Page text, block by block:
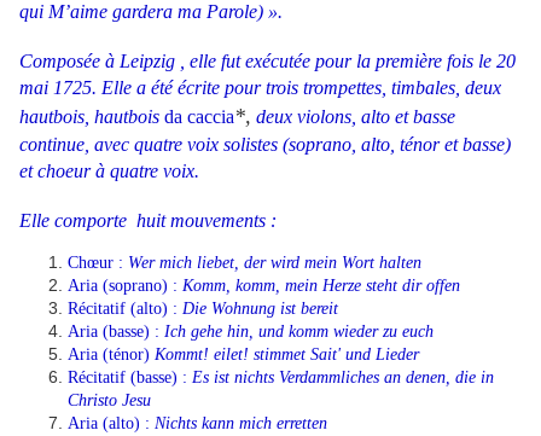
qui M’aime gardera ma Parole) ».
Composée à Leipzig , elle fut exécutée pour la première fois le 20
mai 1725. Elle a été écrite pour trois trompettes, timbales, deux
hautbois, hautbois da caccia*, deux violons, alto et basse
continue, avec quatre voix solistes (soprano, alto, ténor et basse)
et choeur à quatre voix.
Elle comporte huit mouvements :
Chœur : Wer mich liebet, der wird mein Wort halten
Aria (soprano) : Komm, komm, mein Herze steht dir offen
Récitatif (alto) : Die Wohnung ist bereit
Aria (basse) : Ich gehe hin, und komm wieder zu euch
Aria (ténor) Kommt! eilet! stimmet Sait' und Lieder
Récitatif (basse) : Es ist nichts Verdammliches an denen, die in
Christo Jesu
Aria (alto) : Nichts kann mich erretten